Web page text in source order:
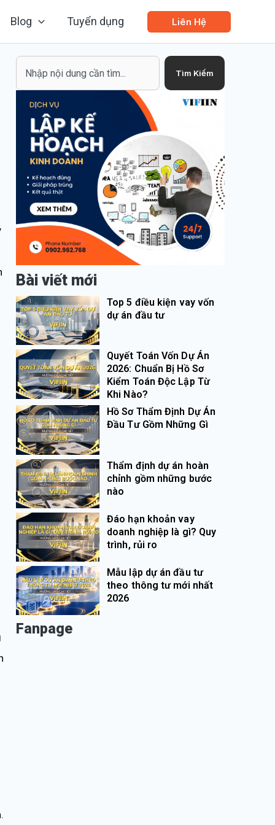
Blog Tuyển dụng Liên Hệ
Tìm Kiếm
Bài viết mới
Top 5 điều kiện vay vốn
dự án đầu tư
Quyết Toán Vốn Dự Án
2026: Chuẩn Bị Hồ Sơ
Kiểm Toán Độc Lập Từ
Khi Nào?
Hồ Sơ Thẩm Định Dự Án
Đầu Tư Gồm Những Gì
Thẩm định dự án hoàn
chỉnh gồm những bước
nào
Đáo hạn khoản vay
doanh nghiệp là gì? Quy
trình, rủi ro
Mẫu lập dự án đầu tư
theo thông tư mới nhất
2026
Fanpage